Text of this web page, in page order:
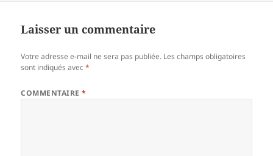
Laisser un commentaire
Votre adresse e-mail ne sera pas publiée. Les champs obligatoires
sont indiqués avec*
COMMENTAIRE*